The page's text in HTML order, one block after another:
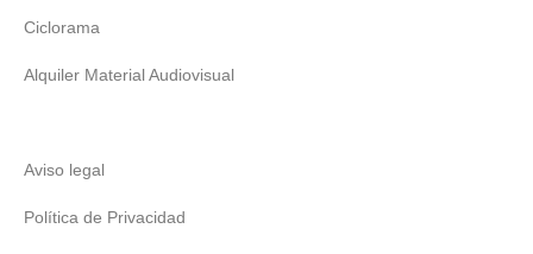
Ciclorama
Alquiler Material Audiovisual
Aviso legal
Política de Privacidad